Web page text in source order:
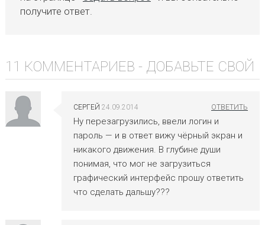
получите ответ.
11 КОММЕНТАРИЕВ - ДОБАВЬТЕ СВОЙ
СЕРГЕЙ 24.09.2014
Ну перезагрузились, ввели логин и
пароль — и в ответ вижу чёрный экран и
никакого движения. В глубине души
понимая, что мог не загрузиться
графический интерфейс прошу ответить
что сделать дальшу???